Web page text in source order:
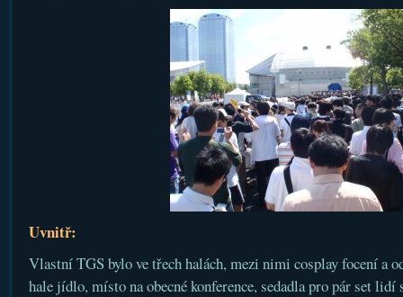
Uvnitř:
Vlastní TGS bylo ve třech halách, mezi nimi cosplay focení a
hale jídlo, místo na obecné konference, sedadla pro pár set